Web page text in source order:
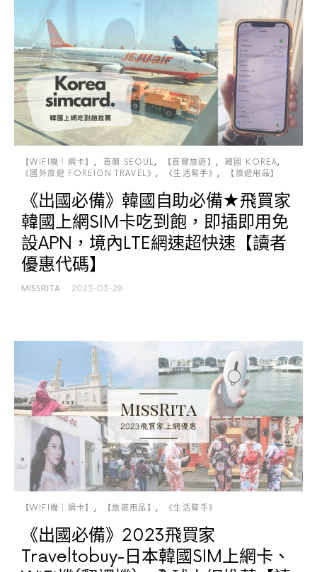
【WIFI機｜網卡】 首爾 SEOUL 【首爾旅遊】
韓國 KOREA
《國外旅遊 FOREIGN TRAVEL》
《生活幫手》 【旅遊用品】
《出國必備》韓國自助必備★飛買家
韓國上網SIM卡吃到飽，即插即用免
設APN，境內LTE網速超快速【讀者
優惠代碼】
MISSRITA 2023-03-28
【WIFI機｜網卡】 【旅遊用品】 《生活幫手》
《出國必備》2023飛買家
Traveltobuy-日本韓國SIM上網卡、